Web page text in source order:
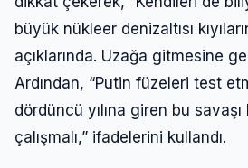
büyük nükleer denizaltısı
açıklarında. Uzağa gitmesine
Ardından, “Putin füzeleri test
dördüncü yılına giren bu
çalışmalı,” ifadelerini kullandı.
Giriş Yap
Kullanıcı Adı veya E-posta